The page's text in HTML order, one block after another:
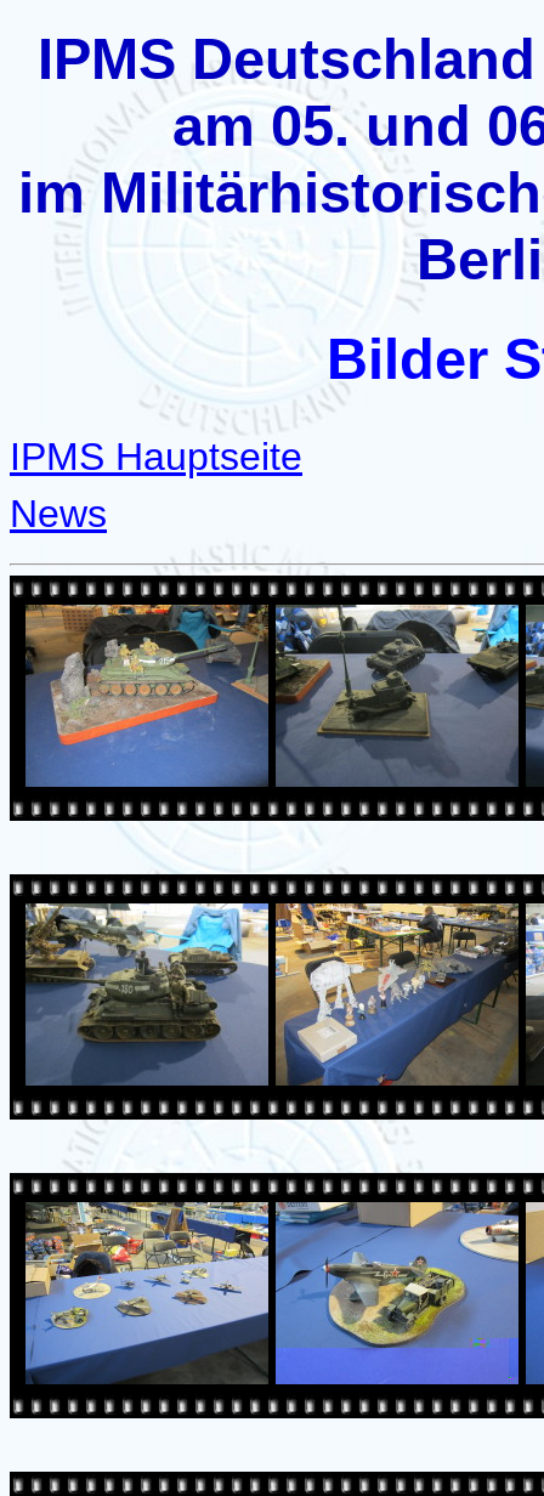
IPMS
am 05. und
im
Bilder
IPMS Hauptseite
News